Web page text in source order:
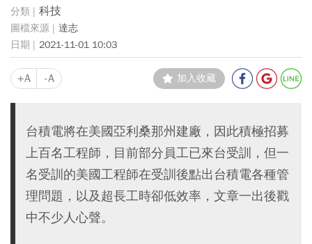
科技
達志
2021-11-01 10:03
+A -A 加入收藏
台積電將在美國亞利桑那州建廠，因此積極招募
上百名工程師，目前部分員工已來台受訓，但一
名受訓的美國工程師在受訓後點出台積電各種管
理問題，以及超長工時卻低效率，文章一出後戳
中不少人心聲。